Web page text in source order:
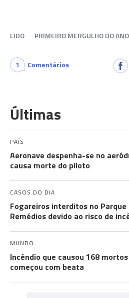
LIDO PRIMEIRO MERGULHO DO ANO
1 Comentários
Últimas
PAÍS
Aeronave despenha-se no
causa morte do piloto
CASOS DO DIA
Fogareiros interditos no Parque
Remédios devido ao risco de
MUNDO
Incêndio que causou 168
começou com beata